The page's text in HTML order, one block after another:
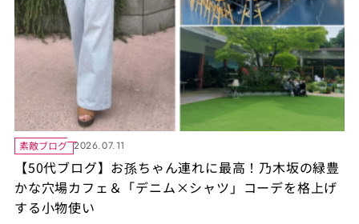
素敵ブログ 2026.07.11
【50代ブログ】お孫ちゃん連れに最高！乃木坂の緑豊
かな穴場カフェ＆「デニム×シャツ」コーデを格上げ
する小物使い